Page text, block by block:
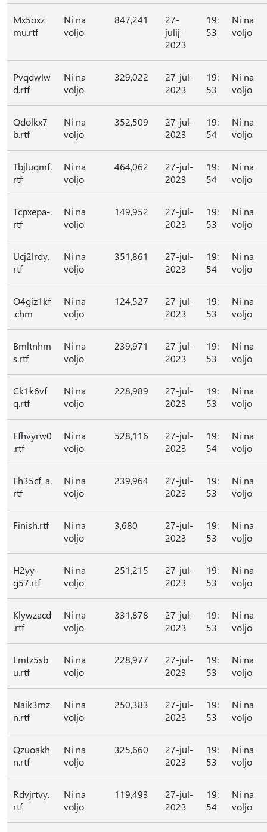
Mx5oxz
mu.rtf
Ni na
voljo
847,241
27-
julij-
2023
19:
53
Ni na
voljo
Pvqdwlw
d.rtf
Ni na
voljo
329,022
27-jul-
2023
19:
53
Ni na
voljo
Qdolkx7
b.rtf
Ni na
voljo
352,509
27-jul-
2023
19:
54
Ni na
voljo
Tbjluqmf.
rtf
Ni na
voljo
464,062
27-jul-
2023
19:
54
Ni na
voljo
Tcpxepa-.
rtf
Ni na
voljo
149,952
27-jul-
2023
19:
53
Ni na
voljo
Ucj2lrdy.
rtf
Ni na
voljo
351,861
27-jul-
2023
19:
54
Ni na
voljo
O4giz1kf
.chm
Ni na
voljo
124,527
27-jul-
2023
19:
53
Ni na
voljo
Bmltnhm
s.rtf
Ni na
voljo
239,971
27-jul-
2023
19:
53
Ni na
voljo
Ck1k6vf
q.rtf
Ni na
voljo
228,989
27-jul-
2023
19:
53
Ni na
voljo
Efhvyrw0
.rtf
Ni na
voljo
528,116
27-jul-
2023
19:
54
Ni na
voljo
Fh35cf_a.
rtf
Ni na
voljo
239,964
27-jul-
2023
19:
53
Ni na
voljo
Finish.rtf
Ni na
voljo
3,680
27-jul-
2023
19:
53
Ni na
voljo
H2yy-
g57.rtf
Ni na
voljo
251,215
27-jul-
2023
19:
53
Ni na
voljo
Klywzacd
.rtf
Ni na
voljo
331,878
27-jul-
2023
19:
53
Ni na
voljo
Lmtz5sb
u.rtf
Ni na
voljo
228,977
27-jul-
2023
19:
53
Ni na
voljo
Naik3mz
n.rtf
Ni na
voljo
250,383
27-jul-
2023
19:
53
Ni na
voljo
Qzuoakh
n.rtf
Ni na
voljo
325,660
27-jul-
2023
19:
53
Ni na
voljo
Rdvjrtvy.
rtf
Ni na
voljo
119,493
27-jul-
2023
19:
54
Ni na
voljo